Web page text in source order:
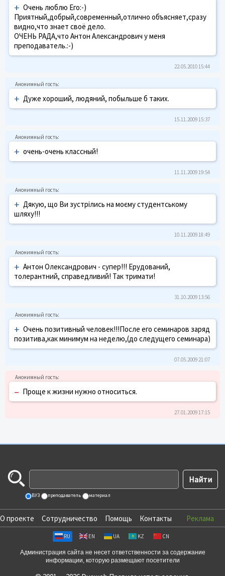
+ Очень люблю Его:-)
Приятный,добрый,современный,отлично объясняет,сразу
видно,что знает своё дело.
ОЧЕНЬ РАДА,что Антон Александрович у меня
преподаватель.:-)
22.05.2010 15:44
+ Дуже хороший, людяний, побыльше б таких.
15.11.2009 15:37
+ очень-очень классный!
11.11.2009 19:54
+ Дякую, що Ви зустрілись на моєму студентському
шляху!!!
10.11.2009 18:49
+ Антон Олександрович - супер!!! Ерудований,
толерантний, справедливий! Так тримати!
31.10.2009 13:56
+ Очень позитивный человек!!!После его семинаров заряд
позитива,как минимум на неделю,(до следущего семинара)
07.05.2009 21:07
– Проще к жизни нужно относиться.
27.01.2009 17:15
ВУЗ преподаватель материал
О проекте Сотрудничество Помощь Контакты Реклама
RU EN UA KZ CN
Администрация сайта не несет ответственности за содержание
информации, которую размещают посетители